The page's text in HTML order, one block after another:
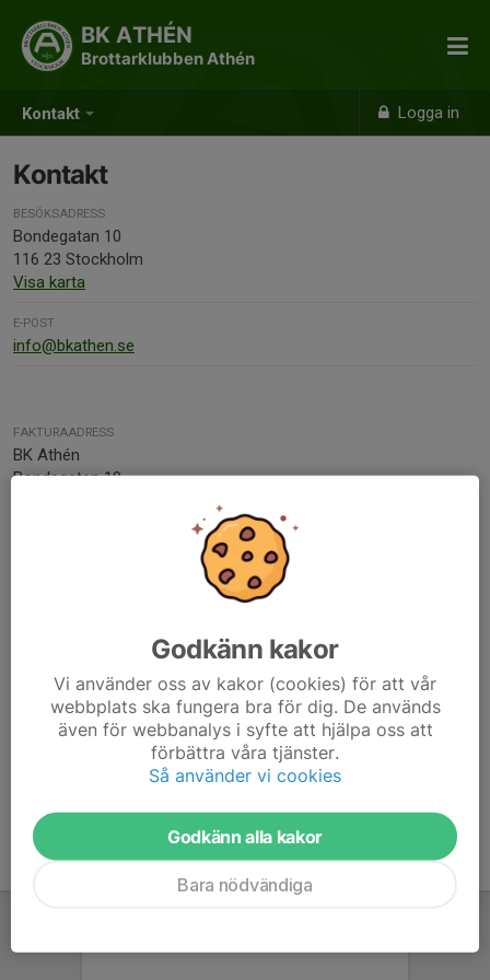
Kontakt Logga in
BK ATHÉN
Brottarklubben Athén
Kontakt
BESÖKSADRESS
Bondegatan 10
116 23 Stockholm
Visa karta
E-POST
info@bkathen.se
FAKTURAADRESS
BK Athén
Bondegatan 10
236-7845
SWISH-NUMMER
Godkänn kakor
Vi använder oss av kakor (cookies) för att vår
webbplats ska fungera bra för dig. De används
även för webbanalys i syfte att hjälpa oss att
förbättra våra tjänster.
Så använder vi cookies
Godkänn alla kakor
Bara nödvändiga